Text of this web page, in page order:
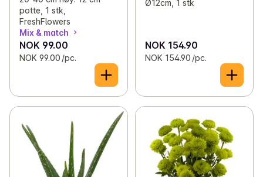
potte, 1 stk,
FreshFlowers
Mix & match
NOK 99.00
NOK 99.00 /pc.
Ø12cm, 1 stk
NOK 154.90
NOK 154.90 /pc.